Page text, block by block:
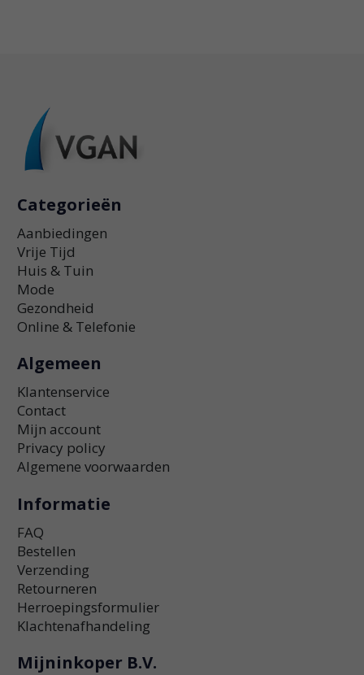
Categorieën
Aanbiedingen
Vrije Tijd
Huis & Tuin
Mode
Gezondheid
Online & Telefonie
Algemeen
Klantenservice
Contact
Mijn account
Privacy policy
Algemene voorwaarden
Informatie
FAQ
Bestellen
Verzending
Retourneren
Herroepingsformulier
Klachtenafhandeling
Mijninkoper B.V.